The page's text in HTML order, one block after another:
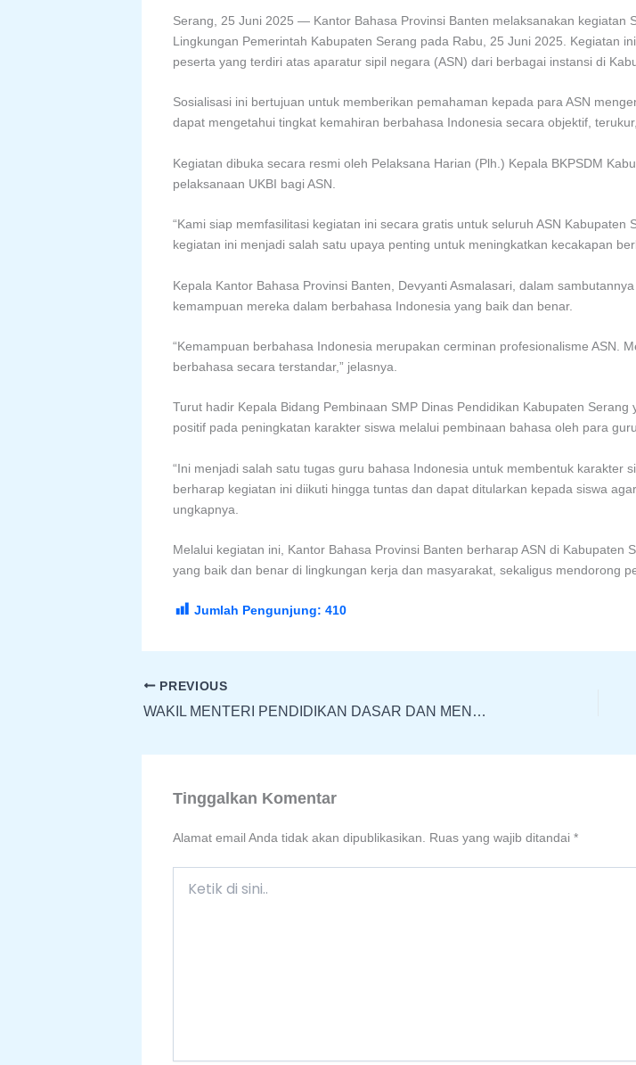
Serang, 25 Juni 2025 — Kantor Bahasa Provinsi Banten melaksanakan kegiatan
Lingkungan Pemerintah Kabupaten Serang pada Rabu, 25 Juni 2025. Kegiatan
peserta yang terdiri atas aparatur sipil negara (ASN) dari berbagai instansi di
Sosialisasi ini bertujuan untuk memberikan pemahaman kepada para ASN
dapat mengetahui tingkat kemahiran berbahasa Indonesia secara objektif,
Kegiatan dibuka secara resmi oleh Pelaksana Harian (Plh.) Kepala BKPSDM
pelaksanaan UKBI bagi ASN.
“Kami siap memfasilitasi kegiatan ini secara gratis untuk seluruh ASN
kegiatan ini menjadi salah satu upaya penting untuk meningkatkan kecakapan
Kepala Kantor Bahasa Provinsi Banten, Devyanti Asmalasari, dalam
kemampuan mereka dalam berbahasa Indonesia yang baik dan benar.
“Kemampuan berbahasa Indonesia merupakan cerminan profesionalisme ASN.
berbahasa secara terstandar,” jelasnya.
Turut hadir Kepala Bidang Pembinaan SMP Dinas Pendidikan Kabupaten
positif pada peningkatan karakter siswa melalui pembinaan bahasa oleh para
“Ini menjadi salah satu tugas guru bahasa Indonesia untuk membentuk karakter
berharap kegiatan ini diikuti hingga tuntas dan dapat ditularkan kepada siswa
ungkapnya.
Melalui kegiatan ini, Kantor Bahasa Provinsi Banten berharap ASN di
yang baik dan benar di lingkungan kerja dan masyarakat, sekaligus mendorong
Jumlah Pengunjung: 410
PREVIOUS
WAKIL MENTERI PENDIDIKAN DASAR DAN MENENGAH HADIRI SARASEHAN DAN SEMINAR PENDIDIKAN DI KOTA SERANG
Tinggalkan Komentar
Alamat email Anda tidak akan dipublikasikan. Ruas yang wajib ditandai *